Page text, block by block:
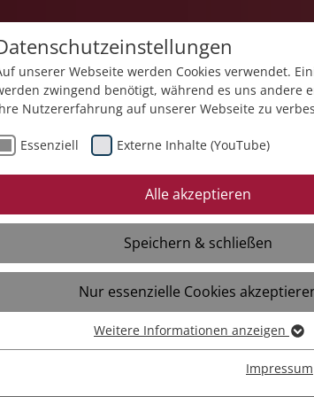
Standorte Über uns
Mediathek
Liebenau Schweiz
Stiftung Liebenau
Grittibänz – mit Herz
unserer Webseite werden Cookies verwendet.
zwingend benötigt, während es uns andere
Nutzererfahrung auf unserer Webseite zu
Essenziell Externe Inhalte (YouTube)
Alle akzeptieren
Speichern & schließen
Nur essenzielle Cookies
Essenzielle Cookies werden für grundlegende
Weitere Informationen anzeigen
Impressum